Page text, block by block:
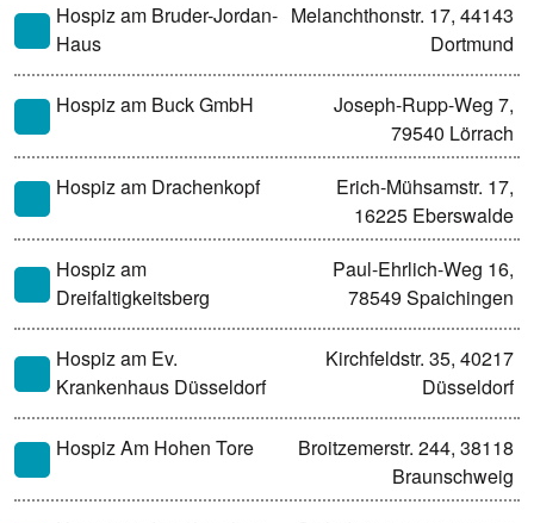
Hospiz am Bruder-Jordan-
Haus
Melanchthonstr. 17, 44143
Dortmund
Hospiz am Buck GmbH
Joseph-Rupp-Weg 7,
79540 Lörrach
Hospiz am Drachenkopf
Erich-Mühsamstr. 17,
16225 Eberswalde
Hospiz am
Dreifaltigkeitsberg
Paul-Ehrlich-Weg 16,
78549 Spaichingen
Hospiz am Ev.
Krankenhaus Düsseldorf
Kirchfeldstr. 35, 40217
Düsseldorf
Hospiz Am Hohen Tore
Broitzemerstr. 244, 38118
Braunschweig